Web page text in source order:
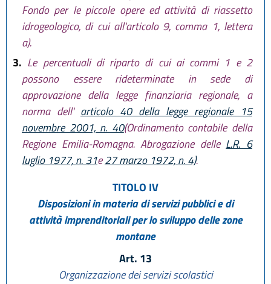
Fondo per le piccole opere ed attività di riassetto
idrogeologico, di cui all'articolo 9, comma 1, lettera
a).
3. Le percentuali di riparto di cui ai commi 1 e 2
possono essere rideterminate in sede di
approvazione della legge finanziaria regionale, a
norma dell' articolo 40 della legge regionale 15
novembre 2001, n. 40(Ordinamento contabile della
Regione Emilia-Romagna. Abrogazione delle L.R. 6
luglio 1977, n. 31e27 marzo 1972, n. 4).
TITOLO IV
Disposizioni in materia di servizi pubblici e di
attività imprenditoriali per lo sviluppo delle zone
montane
Art. 13
Organizzazione dei servizi scolastici